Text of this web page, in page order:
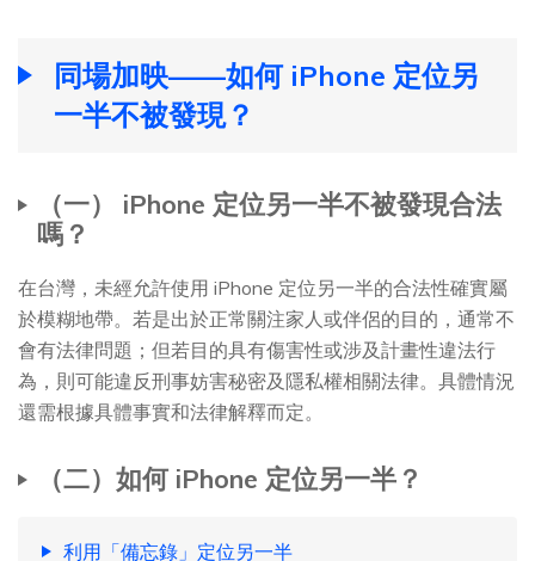
同場加映——如何 iPhone 定位另
一半不被發現？
（一） iPhone 定位另一半不被發現合法
嗎？
在台灣，未經允許使用 iPhone 定位另一半的合法性確實屬
於模糊地帶。若是出於正常關注家人或伴侶的目的，通常不
會有法律問題；但若目的具有傷害性或涉及計畫性違法行
為，則可能違反刑事妨害秘密及隱私權相關法律。具體情況
還需根據具體事實和法律解釋而定。
（二）如何 iPhone 定位另一半？
利用「備忘錄」定位另一半